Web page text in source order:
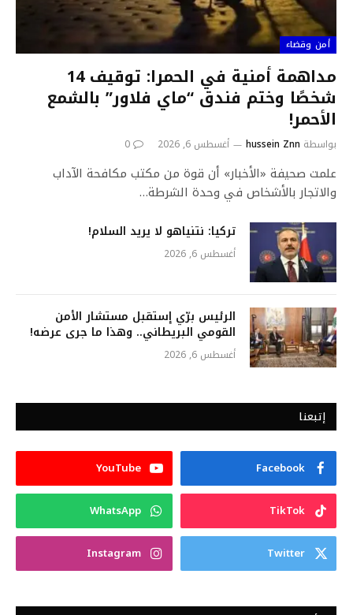
أمن وقضاء
مداهمة أمنية في الحمرا: توقيف 14
شخصًا وختم فندق “ماي فلاور” بالشمع
الأحمر!
بواسطة hussein Znn أغسطس 6, 2026 0
علمت صحيفة «الأخبار» أن قوة من مكتب مكافحة الآداب
والاتجار بالأشخاص في وحدة الشرطة…
تركيا: نتنياهو لا يريد السلام!
أغسطس 6, 2026
الرئيس برّي إستقبل مستشار الأمن
القومي البريطاني.. وهذا ما جرى عرضه!
أغسطس 6, 2026
إتبعنا
Facebook
YouTube
TikTok
WhatsApp
Twitter
Instagram